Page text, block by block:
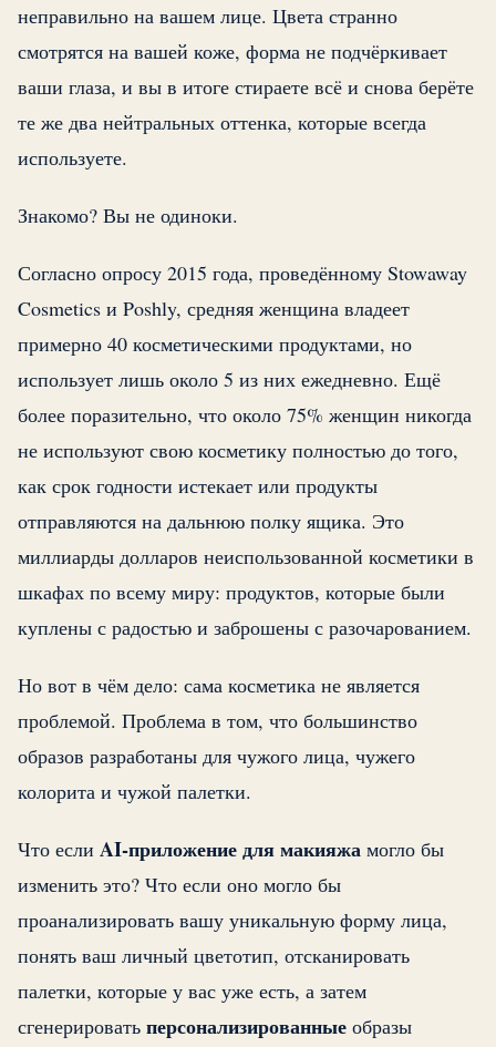
неправильно на вашем лице. Цвета странно
смотрятся на вашей коже, форма не подчёркивает
ваши глаза, и вы в итоге стираете всё и снова берёте
те же два нейтральных оттенка, которые всегда
используете.
Знакомо? Вы не одиноки.
Согласно опросу 2015 года, проведённому Stowaway
Cosmetics и Poshly, средняя женщина владеет
примерно 40 косметическими продуктами, но
использует лишь около 5 из них ежедневно. Ещё
более поразительно, что около 75% женщин никогда
не используют свою косметику полностью до того,
как срок годности истекает или продукты
отправляются на дальнюю полку ящика. Это
миллиарды долларов неиспользованной косметики в
шкафах по всему миру: продуктов, которые были
куплены с радостью и заброшены с разочарованием.
Но вот в чём дело: сама косметика не является
проблемой. Проблема в том, что большинство
образов разработаны для чужого лица, чужего
колорита и чужой палетки.
Что если AI-приложение для макияжа могло бы
изменить это? Что если оно могло бы
проанализировать вашу уникальную форму лица,
понять ваш личный цветотип, отсканировать
палетки, которые у вас уже есть, а затем
сгенерировать персонализированные образы